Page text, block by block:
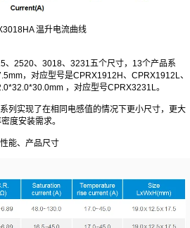
温升电流曲线
、2520、3018、3231五个尺寸，13个产品系
，对应型号是CPRX1912H、CPRX1912L、
，对应型号CPRX3231L。
列实现了在相同电感值的情况下更小尺寸，更大
度安装需求。
能、产品尺寸